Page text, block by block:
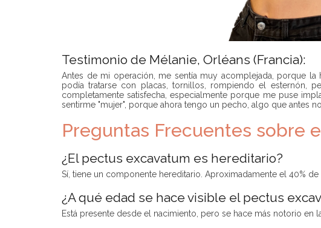
Testimonio de Mélanie, Orléans (Francia):
Antes de mi operación, me sentía muy acomplejada, porque
podía tratarse con placas, tornillos, rompiendo el esternón,
completamente satisfecha, especialmente porque me puse
sentirme "mujer", porque ahora tengo un pecho, algo que antes no
Preguntas Frecuentes sobre
¿El pectus excavatum es hereditario?
Sí, tiene un componente hereditario. Aproximadamente el 40%
¿A qué edad se hace visible el pectus
Está presente desde el nacimiento, pero se hace más notorio en